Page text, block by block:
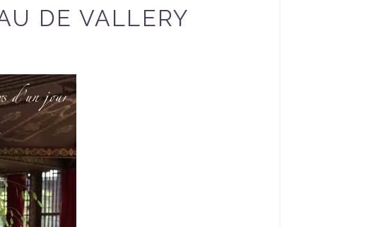
DE VALLERY